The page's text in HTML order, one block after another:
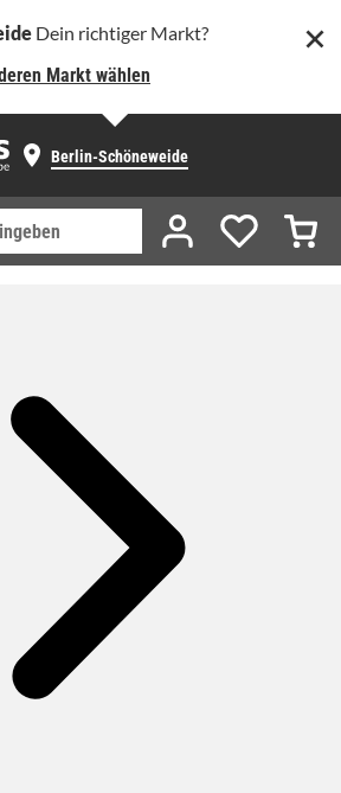
Dein richtiger Markt?
Markt wählen
Berlin-Schöneweide